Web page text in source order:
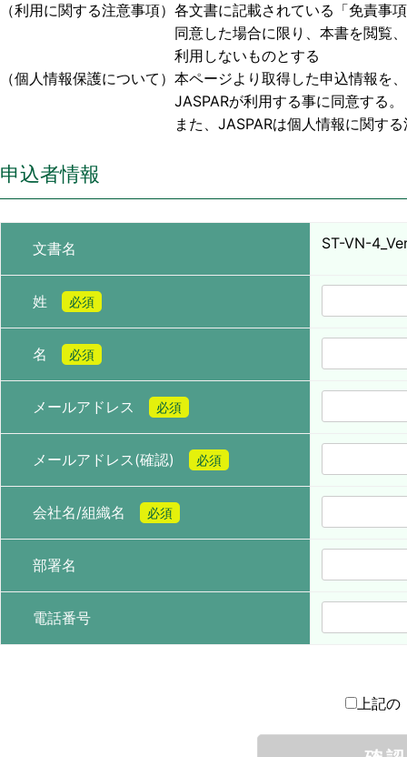
（利用に関する注意事項）各文書に記載されている「免責
同意した場合に限り、本書を閲覧、利用する
利用しないものとする
（個人情報保護について）本ページより取得した申込情報
JASPARが利用する事に同意する。
また、JASPARは個人情報に関する法令およ
申込者情報
文書名 ST-VN-
姓 必須
名 必須
メールアドレス 必須
メールアドレス(確認) 必須
会社名/組織名 必須
部署名
電話番号
上記の